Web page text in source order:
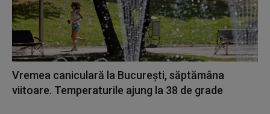
Vremea caniculară la Bucureşti, săptămâna
viitoare. Temperaturile ajung la 38 de grade